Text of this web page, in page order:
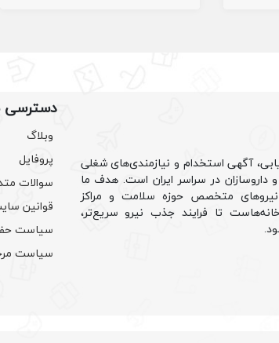
آگهی استخدام و نیازمندی‌های شغلی
و داروسازان در سراسر ایران است. هدف ما
متخصص حوزه سلامت و مراکز
تا فرایند جذب نیرو سریع‌تر،
دسترسی
وبلاگ
پروفایل
سوالات
قوانین
سیاست
سیاست